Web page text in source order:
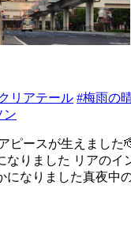
リアテール #梅雨の
ン
ピースが生えました
なりました リアのイ
になりました真夜中